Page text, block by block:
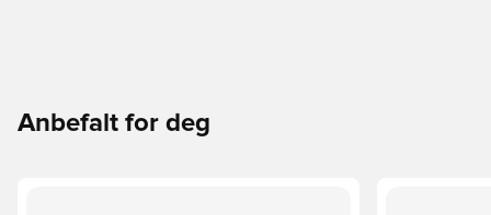
Anbefalt for deg